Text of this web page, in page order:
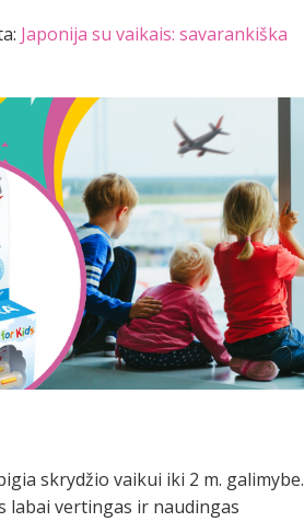
Japonija su vaikais: savarankiška
skrydžio vaikui iki 2 m. galimybe.
labai vertingas ir naudingas